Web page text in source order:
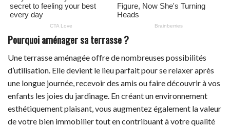
Pourquoi aménager sa terrasse ?
Une terrasse aménagée offre de nombreuses possibilités
d’utilisation. Elle devient le lieu parfait pour se relaxer après
une longue journée, recevoir des amis ou faire découvrir à vos
enfants les joies du jardinage. En créant un environnement
esthétiquement plaisant, vous augmentez également la valeur
de votre bien immobilier tout en contribuant à votre qualité